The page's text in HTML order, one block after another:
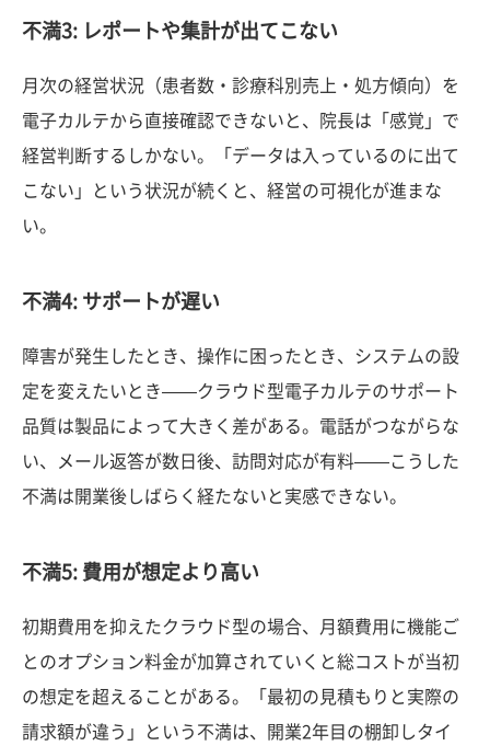
不満3: レポートや集計が出てこない
月次の経営状況（患者数・診療科別売上・処方傾向）を
電子カルテから直接確認できないと、院長は「感覚」で
経営判断するしかない。「データは入っているのに出て
こない」という状況が続くと、経営の可視化が進まな
い。
不満4: サポートが遅い
障害が発生したとき、操作に困ったとき、システムの設
定を変えたいとき——クラウド型電子カルテのサポート
品質は製品によって大きく差がある。電話がつながらな
い、メール返答が数日後、訪問対応が有料——こうした
不満は開業後しばらく経たないと実感できない。
不満5: 費用が想定より高い
初期費用を抑えたクラウド型の場合、月額費用に機能ご
とのオプション料金が加算されていくと総コストが当初
の想定を超えることがある。「最初の見積もりと実際の
請求額が違う」という不満は、開業2年目の棚卸しタイ